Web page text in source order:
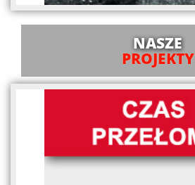
NASZE
PROJEKTY